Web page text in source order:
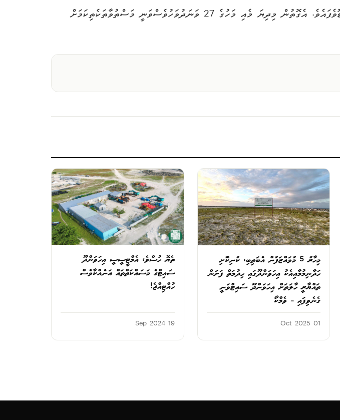
ފަހަކަށް އައިސް އިހަވަންދޫގައި މަސްތުވާތަކެތި ބޭނުންކުރުމުގެ މައްސަލަވަނީ ވަރަށްބޮޑުވެފައެވެ. އެގޮތުން މިދިޔަ މެއި މަހުގެ 27 ވަނަދުވަހުވެސްވަނީ މަސްތުވާތަކެތިކަމަށް
މިހާރު 5 މުވައްޒަފުން އެބަތިބި، ކުނިކޮށި
ހަދާނިމުމާއިއެކު އިހަވަންދޫގައި ހިދުމަތް ފަށަން
ތައްޔާރީ ހާލަތަށް އިހަވަންދޫ ސައިޓްވަނީ
ގެނެވިފައި – ވެމްކޯ
01 Oct 2025
ތެޔޮ ހުސްވެ، އެމްޓީސީސީ އިހަވަންދޫ
ސައިޓްގެ މަސައްކަތްތައް އަނެއްކާވެސް
ހުއްޓިއްޖެ!
19 Sep 2024